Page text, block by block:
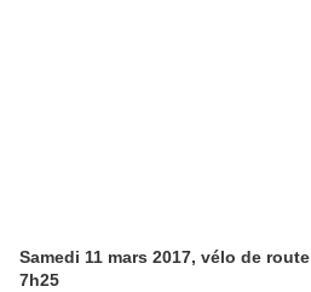
Samedi 11 mars 2017, vélo de
7h25